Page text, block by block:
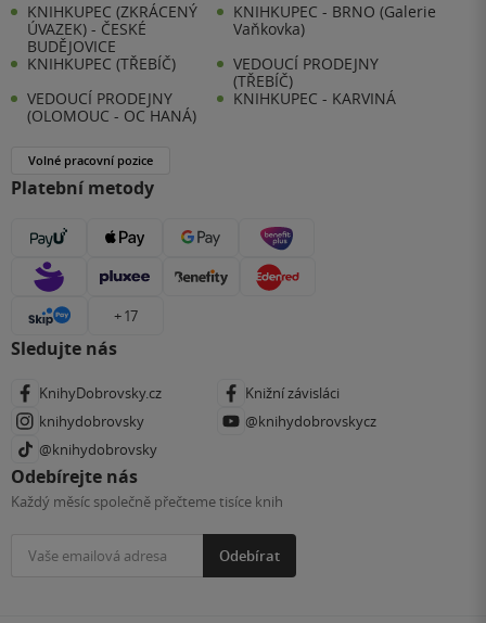
KNIHKUPEC (ZKRÁCENÝ
ÚVAZEK) - ČESKÉ
BUDĚJOVICE
KNIHKUPEC - BRNO (Galerie
Vaňkovka)
KNIHKUPEC (TŘEBÍČ)
VEDOUCÍ PRODEJNY
(TŘEBÍČ)
VEDOUCÍ PRODEJNY
(OLOMOUC - OC HANÁ)
KNIHKUPEC - KARVINÁ
Volné pracovní pozice
Platební metody
+ 17
Sledujte nás
KnihyDobrovsky.cz
Knižní závisláci
knihydobrovsky
@knihydobrovskycz
@knihydobrovsky
Odebírejte nás
Každý měsíc společně přečteme tisíce knih
Odebírat